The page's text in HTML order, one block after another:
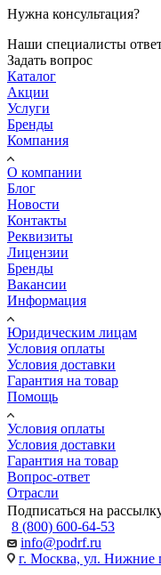
Нужна консультация?
Наши специалисты
Задать вопрос
Каталог
Акции
Услуги
Бренды
Компания
О компании
Блог
Новости
Контакты
Реквизиты
Лицензии
Бренды
Вакансии
Информация
Юридическим лицам
Условия оплаты
Условия доставки
Гарантия на товар
Помощь
Условия оплаты
Условия доставки
Гарантия на товар
Вопрос-ответ
Отрасли
Подписаться на
8 (800) 600-64-53
info@podrf.ru
г. Москва, ул. Нижние